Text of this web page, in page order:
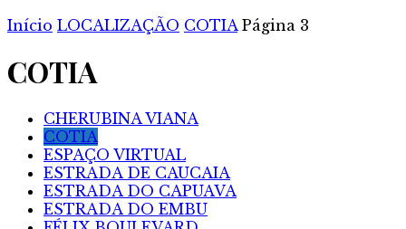
Início LOCALIZAÇÃO COTIA Página 3
COTIA
CHERUBINA VIANA
COTIA
ESPAÇO VIRTUAL
ESTRADA DE CAUCAIA
ESTRADA DO CAPUAVA
ESTRADA DO EMBU